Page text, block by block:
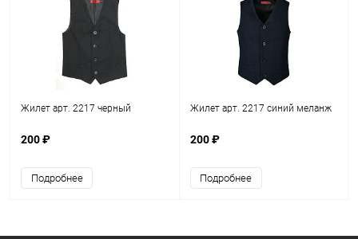
Жилет арт. 2217 черный
200 ₽
Подробнее
Жилет арт. 2217 синий меланж
200 ₽
Подробнее